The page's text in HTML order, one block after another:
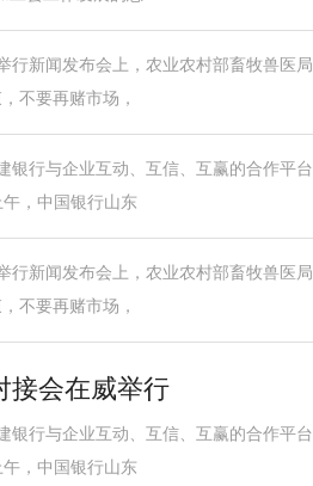
行新闻发布会上，农业农村部畜牧兽医
不要再赌市场，
银行与企业互动、互信、互赢的合作平
，中国银行山东
行新闻发布会上，农业农村部畜牧兽医
不要再赌市场，
接会在威举行
银行与企业互动、互信、互赢的合作平
，中国银行山东